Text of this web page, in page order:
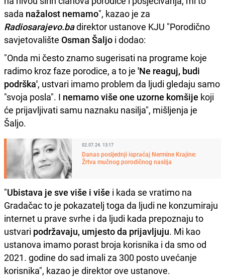
sada nažalost nemamo", kazao je za
Radiosarajevo.badirektor ustanove KJU "Porodično
savjetovalište Osman Šaljo i dodao:
"Onda mi često znamo sugerisati na programe koje
radimo kroz faze porodice, a to je 'Ne reaguj, budi
podrška', ustvari imamo problem da ljudi gledaju samo
"svoja posla". I nemamo više one uzorne komšije koji
će prijavljivati samu naznaku nasilja", mišljenja je
Šaljo.
02.07.24. 13:17
Danas posljednji ispraćaj Nermine Krajine:
Žrtva mučnog porodičnog nasilja
"Ubistava je sve više i više i kada se vratimo na
Gradačac to je pokazatelj toga da ljudi ne konzumiraju
internet u prave svrhe i da ljudi kada prepoznaju to
ustvari podržavaju, umjesto da prijavljuju. Mi kao
ustanova imamo porast broja korisnika i da smo od
2021. godine do sad imali za 300 posto uvećanje
korisnika", kazao je direktor ove ustanove.